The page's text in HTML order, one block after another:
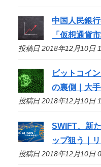
中国人民銀
「仮想通貨
投稿日 2018年12月10日
ビットコイ
の裏側｜大
投稿日 2018年12月10日
SWIFT、新
ップ狙う｜
投稿日 2018年12月10日